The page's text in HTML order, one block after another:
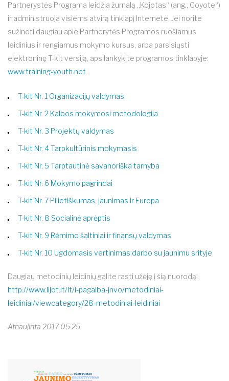
Partnerystės Programa leidžia žurnalą „Kojotas“ (ang., Coyote“)
ir administruoja visiems atvirą tinklapį Internete. Jei norite
sužinoti daugiau apie Partnerytės Programos ruošiamus
leidinius ir rengiamus mokymo kursus, arba parsisiųsti
elektroninę T-kit versiją, apsilankykite programos tinklapyje:
www.training-youth.net
T-kit Nr. 1 Organizacijų valdymas
T-kit Nr. 2 Kalbos mokymosi metodologija
T-kit Nr. 3 Projektų valdymas
T-kit Nr. 4 Tarpkultūrinis mokymasis
T-kit Nr. 5 Tarptautinė savanoriška tarnyba
T-kit Nr. 6 Mokymo pagrindai
T-kit Nr. 7 Pilietiškumas, jaunimas ir Europa
T-kit Nr. 8 Socialinė aprėptis
T-kit Nr. 9 Rėmimo šaltiniai ir finansų valdymas
T-kit Nr. 10 Ugdomasis vertinimas darbo su jaunimu srityje
Daugiau metodinių leidinių galite rasti užėję į šią nuorodą:
http://www.lijot.lt/lt/i-pagalba-jnvo/metodiniai-
leidiniai/viewcategory/28-metodiniai-leidiniai
Atnaujinta 2017 05 25.